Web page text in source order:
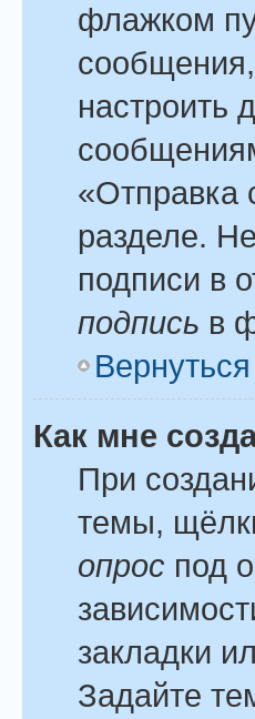
флажком
настроить
«Отправка
разделе.
подписи в
подпись в
Как мне
При
темы,
опрос под
закладки
Задайте